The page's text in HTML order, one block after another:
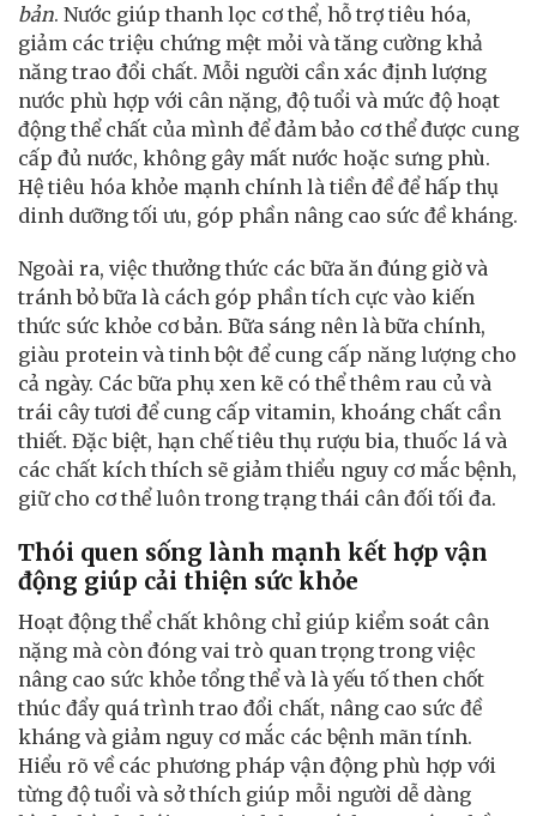
bản. Nước giúp thanh lọc cơ thể, hỗ trợ tiêu hóa,
giảm các triệu chứng mệt mỏi và tăng cường khả
năng trao đổi chất. Mỗi người cần xác định lượng
nước phù hợp với cân nặng, độ tuổi và mức độ hoạt
động thể chất của mình để đảm bảo cơ thể được cung
cấp đủ nước, không gây mất nước hoặc sưng phù.
Hệ tiêu hóa khỏe mạnh chính là tiền đề để hấp thụ
dinh dưỡng tối ưu, góp phần nâng cao sức đề kháng.
Ngoài ra, việc thưởng thức các bữa ăn đúng giờ và
tránh bỏ bữa là cách góp phần tích cực vào kiến
thức sức khỏe cơ bản. Bữa sáng nên là bữa chính,
giàu protein và tinh bột để cung cấp năng lượng cho
cả ngày. Các bữa phụ xen kẽ có thể thêm rau củ và
trái cây tươi để cung cấp vitamin, khoáng chất cần
thiết. Đặc biệt, hạn chế tiêu thụ rượu bia, thuốc lá và
các chất kích thích sẽ giảm thiểu nguy cơ mắc bệnh,
giữ cho cơ thể luôn trong trạng thái cân đối tối đa.
Thói quen sống lành mạnh kết hợp vận
động giúp cải thiện sức khỏe
Hoạt động thể chất không chỉ giúp kiểm soát cân
nặng mà còn đóng vai trò quan trọng trong việc
nâng cao sức khỏe tổng thể và là yếu tố then chốt
thúc đẩy quá trình trao đổi chất, nâng cao sức đề
kháng và giảm nguy cơ mắc các bệnh mãn tính.
Hiểu rõ về các phương pháp vận động phù hợp với
từng độ tuổi và sở thích giúp mỗi người dễ dàng